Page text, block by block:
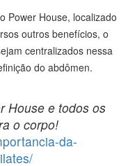
Power House, localizado
outros benefícios, o
centralizados nessa
do abdômen.
House e todos os
o corpo!
da-